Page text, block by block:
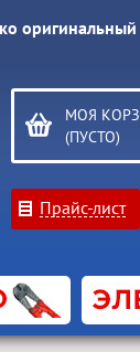
МОЯ
(ПУСТО)
Прайс-лист